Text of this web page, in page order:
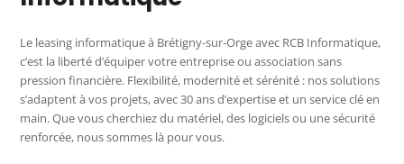
Le leasing informatique à Brétigny-sur-Orge avec RCB Informatique,
c’est la liberté d’équiper votre entreprise ou association sans
pression financière. Flexibilité, modernité et sérénité : nos solutions
s’adaptent à vos projets, avec 30 ans d’expertise et un service clé en
main. Que vous cherchiez du matériel, des logiciels ou une sécurité
renforcée, nous sommes là pour vous.